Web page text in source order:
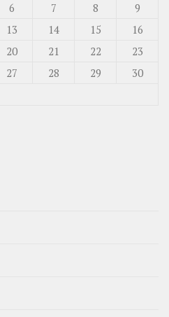
6 7 8
9
13 14 15
16
20 21 22
23
27 28 29
30